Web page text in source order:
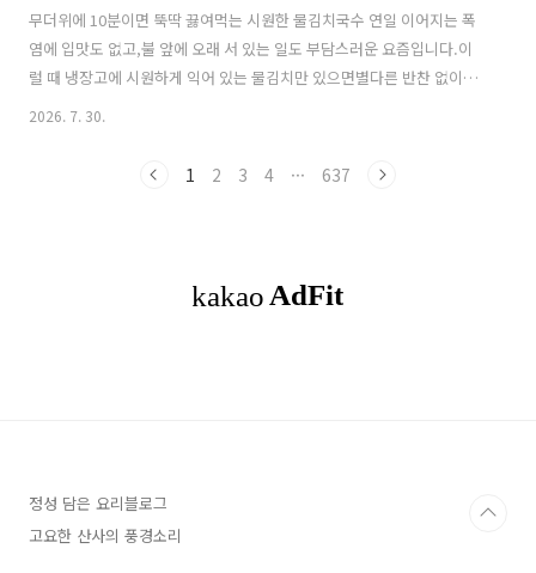
무더위에 10분이면 뚝딱 끓여먹는 시원한 물김치국수 연일 이어지는 폭
염에 입맛도 없고,불 앞에 오래 서 있는 일도 부담스러운 요즘입니다.이
럴 때 냉장고에 시원하게 익어 있는 물김치만 있으면별다른 반찬 없이도
2026. 7. 30.
1 2 3 4 ··· 637
정성 담은 요리블로그
고요한 산사의 풍경소리